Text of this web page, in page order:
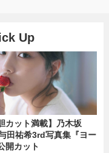
Up
カット満載】乃木坂
田祐希3rd写真集『ヨー
開カット